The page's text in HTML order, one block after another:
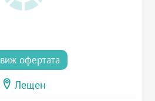
виж офертата
Лещен